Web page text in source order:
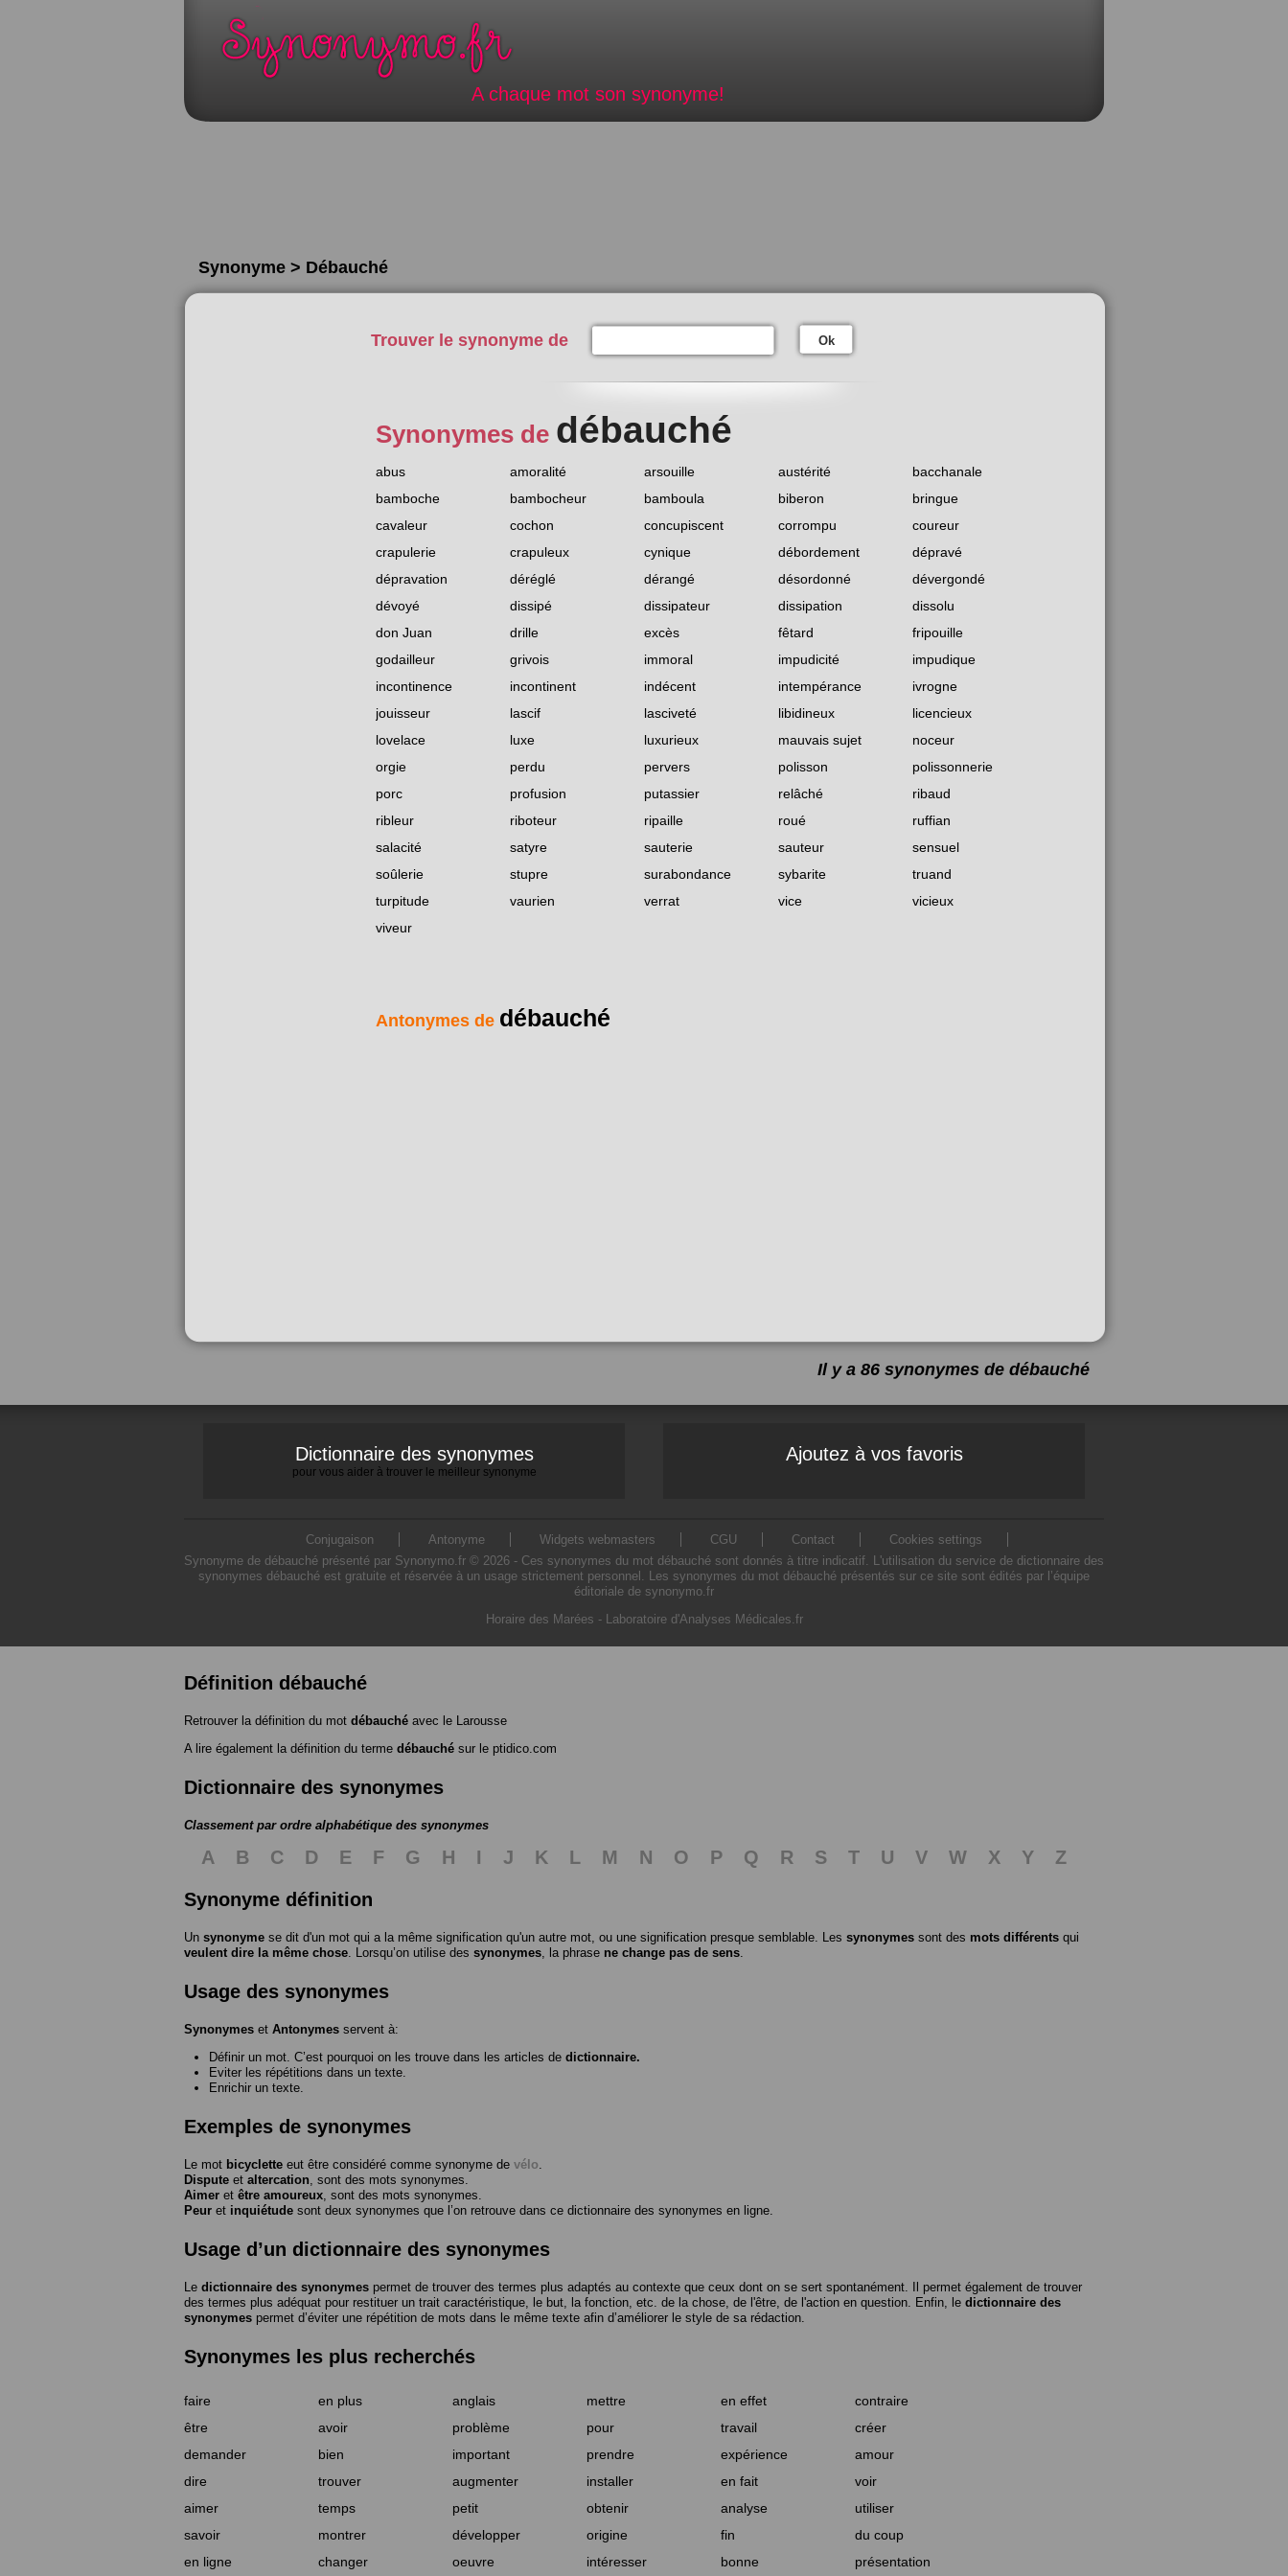
A chaque mot son synonyme!
Synonyme > Débauché
Trouver le synonyme de Ok
Synonymes de débauché
abus amoralité arsouille austérité
bacchanale
bamboche
bambocheur bamboula biberon
bringue
cavaleur
cochon concupiscent corrompu
coureur
crapulerie
crapuleux cynique débordement
dépravé
dépravation
déréglé dérangé désordonné
dévergondé
dévoyé
dissipé dissipateur dissipation
dissolu
don Juan
drille excès fêtard
fripouille
godailleur
grivois immoral impudicité
impudique
incontinence
incontinent indécent intempérance
ivrogne
jouisseur
lascif lasciveté libidineux
licencieux
lovelace
luxe luxurieux mauvais sujet
noceur
orgie
perdu pervers polisson
polissonnerie
porc
profusion putassier relâché
ribaud
ribleur
riboteur ripaille roué
ruffian
salacité
satyre sauterie sauteur
sensuel
soûlerie
stupre surabondance sybarite
truand
turpitude
vaurien verrat vice
vicieux
viveur
Antonymes de débauché
Il y a 86 synonymes de débauché
Dictionnaire des synonymes
pour vous aider à trouver le meilleur synonyme
Ajoutez à vos favoris
Conjugaison Antonyme Widgets webmasters CGU Contact
Cookies settings
Synonyme de débauché présenté par Synonymo.fr © 2026 - Ces synonymes du mot débauché sont donnés à titre indicatif. L'utilisation du service de dictionnaire des
synonymes débauché est gratuite et réservée à un usage strictement personnel. Les synonymes du mot débauché présentés sur ce site sont édités par l’équipe
éditoriale de synonymo.fr
Horaire des Marées - Laboratoire d'Analyses Médicales.fr
Définition débauché
Retrouver la définition du mot débauché avec le Larousse
A lire également la définition du terme débauché sur le ptidico.com
Dictionnaire des synonymes
Classement par ordre alphabétique des synonymes
A B C D E F G H I J K L M N O P Q R S T U V W X Y
Z
Synonyme définition
Un synonyme se dit d'un mot qui a la même signification qu'un autre mot, ou une signification presque semblable. Les synonymes sont des mots différents qui
veulent dire la même chose. Lorsqu’on utilise des synonymes, la phrase ne change pas de sens.
Usage des synonymes
Synonymes et Antonymes servent à:
Définir un mot. C’est pourquoi on les trouve dans les articles de dictionnaire.
Eviter les répétitions dans un texte.
Enrichir un texte.
Exemples de synonymes
Le mot bicyclette eut être considéré comme synonyme de vélo.
Dispute et altercation, sont des mots synonymes.
Aimer et être amoureux, sont des mots synonymes.
Peur et inquiétude sont deux synonymes que l’on retrouve dans ce dictionnaire des synonymes en ligne.
Usage d’un dictionnaire des synonymes
Le dictionnaire des synonymes permet de trouver des termes plus adaptés au contexte que ceux dont on se sert spontanément. Il permet également de trouver
des termes plus adéquat pour restituer un trait caractéristique, le but, la fonction, etc. de la chose, de l'être, de l'action en question. Enfin, le dictionnaire des
synonymes permet d’éviter une répétition de mots dans le même texte afin d’améliorer le style de sa rédaction.
Synonymes les plus recherchés
faire en plus anglais mettre en effet
contraire
être
avoir problème pour travail
créer
demander
bien important prendre expérience
amour
dire
trouver augmenter installer en fait
voir
aimer
temps petit obtenir analyse
utiliser
savoir
montrer développer origine fin
du coup
en ligne
changer oeuvre intéresser bonne présentation